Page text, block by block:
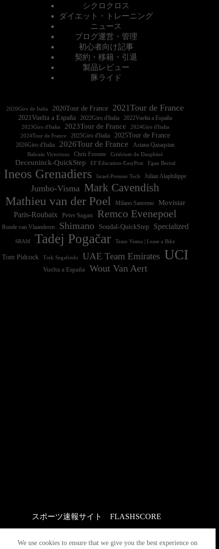
We use cookies to ensure that we give you the best experience on
シクロクロス
ダイエット・トレーニング
ニュース
ブログ運営・管理
初心者向け記事
契約・移籍・引退
製品レビュー
豚ライド
2020Giro de Italia 2020Tour de France 2021Tour de France
2021Vuelta a España 2022Vuelta a España
2023Giro d'Italia 2023Tour de France
2024Tour de France
2025Giro d'Italia 2025Tour de France
2026Giro d'Italia 2026Tour de France Astana Qazaqstan
Bahrain Victorious Chris Froome Critérium du Dauphiné
Deceuninck-QuickStep EF Education-EasyPost Egan Bernal
Ineos Grenadiers Israel-Premier Tech Julian Alaphilippe
Jumbo-Visma Mark Cavendish
Mathieu van der Poel Milano Sanremo
Movistar
Paris-Roubaix
Peter Sagan Remco Evenepoel
Ronde van Vlaanderen Shimano Soudal-QuickStep Specialized
SRAM Tadej Pogačar Team Visma | Lease a Bike
Tom Pidcock Trek Segafredo UAE Team Emirates UCI
Vuelta a España Wout Van Aert
スポーツ速報サイト FLASHSCORE